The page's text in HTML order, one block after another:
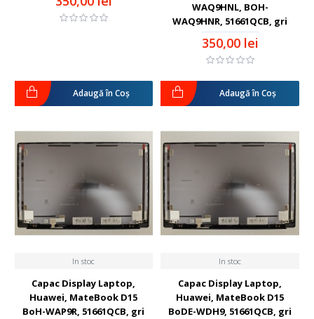
Adaugă în Coş
WAQ9HNL, BOH-
WAQ9HNR, 51661QCB, gri
350,00 lei
Adaugă în Coş
In stoc
Capac Display Laptop,
Huawei, MateBook D15
BoH-WAP9R, 51661QCB, gri
In stoc
Capac Display Laptop,
Huawei, MateBook D15
BoDE-WDH9, 51661QCB, gri